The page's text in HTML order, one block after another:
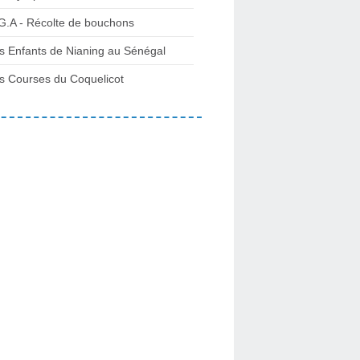
- Récolte de bouchons
Enfants de Nianing au Sénégal
Courses du Coquelicot